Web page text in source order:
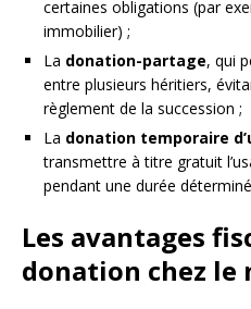
certaines obligations (par
immobilier) ;
La donation-partage, qui
entre plusieurs héritiers,
règlement de la succession ;
La donation temporaire
transmettre à titre gratuit
pendant une durée
Les avantages
donation chez le